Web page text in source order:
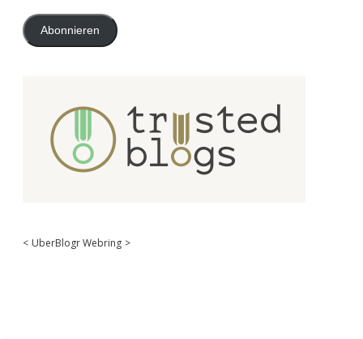
Abonnieren
< UberBlogr Webring >